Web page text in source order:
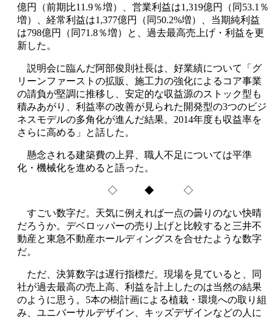
億円（前期比11.9％増）、営業利益は1,319億円（同53.1％
増）、経常利益は1,377億円（同50.2%増）、当期純利益
は798億円（同71.8％増）と、過去最高売上げ・利益を更
新した。
説明会に臨んだ阿部俊則社長は、好業績について「グ
リーンファーストの拡販、施工力の強化によるコア事業
の請負が堅調に推移し、安定的な収益源のストック型も
積みあがり、利益率の改善が見られた開発型の3つのビジ
ネスモデルの多角化が進んだ結果。2014年度も収益率を
さらに高める」と話した。
懸念される建築費の上昇、職人不足については平準
化・機械化を進めると語った。
◇ ◆ ◇
すごい数字だ。天気に例えれば一点の曇りのない快晴
だろうか。デベロッパーの売り上げと比較すると三井不
動産と東急不動産ホールディングスを合せたような数字
だ。
ただ、決算数字は遅行指標だ。現場を見ていると、同
社が過去最高の売上高、利益を計上したのは当然の結果
のように思う。5本の樹計画による植栽・環境への取り組
み、ユニバーサルデザイン、キッズデザインなどの人に